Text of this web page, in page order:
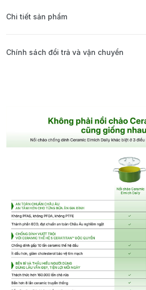
Chi tiết sản phẩm
Chính sách đổi trả và vận chuyển